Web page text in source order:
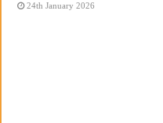
24th January 2026